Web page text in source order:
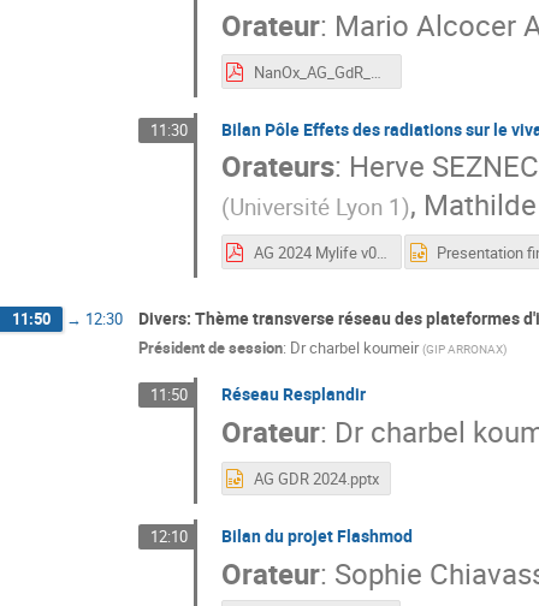
Orateur: Mario Alcocer
NanOx_AG_GdR_Mi2B_2024_Alcocer_Mario.pdf
11:30 Bilan Pôle Effets des radiations sur le
Orateurs: Herve SEZNEC
(Université Lyon 1),
AG 2024 Mylife v0 .pdf
11:50 → 12:30 Divers: Thème transverse réseau des plateformes
Président de session: Drcharbel koumeir (GIP ARRONAX)
11:50 Réseau Resplandir
Orateur: Dr charbel
AG GDR 2024.pptx
12:10 Bilan du projet Flashmod
Orateur: Sophie